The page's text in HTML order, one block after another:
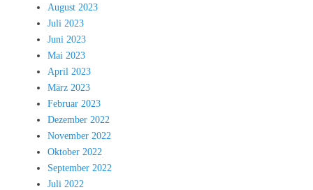
August 2023
Juli 2023
Juni 2023
Mai 2023
April 2023
März 2023
Februar 2023
Dezember 2022
November 2022
Oktober 2022
September 2022
Juli 2022